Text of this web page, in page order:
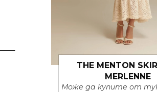
THE MENTON
MERLENNE
Може да купите от